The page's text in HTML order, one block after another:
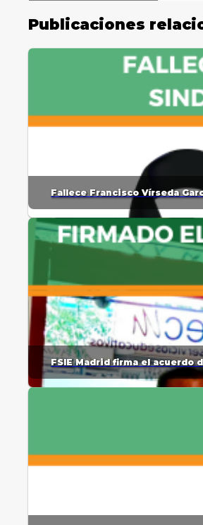
Publicaciones
Fallece Francisco Vírseda
FSIE Madrid firma el acuerdo